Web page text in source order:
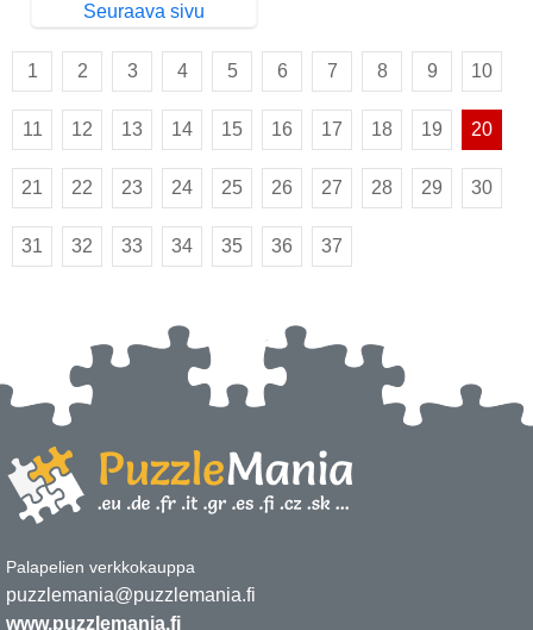
Seuraava sivu
1 2 3 4 5 6 7 8 9 10
11 12 13 14 15 16 17 18 19 20
21 22 23 24 25 26 27 28 29 30
31 32 33 34 35 36 37
Palapelien verkkokauppa
puzzlemania@puzzlemania.fi
www.puzzlemania.fi